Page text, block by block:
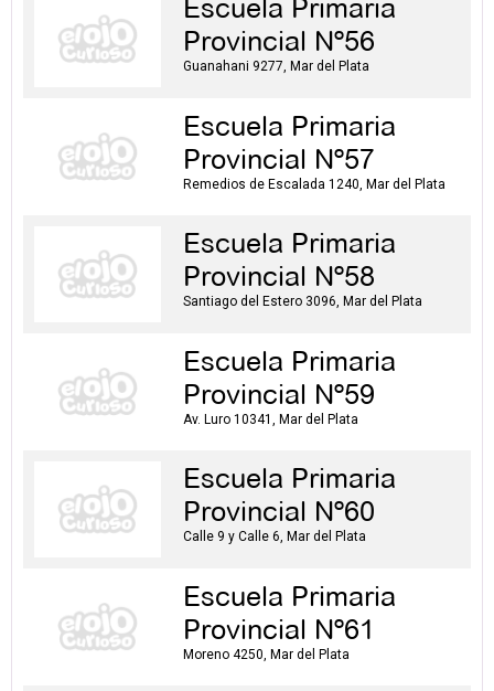
Escuela Primaria
Provincial Nº56
Guanahani 9277, Mar del Plata
Escuela Primaria
Provincial Nº57
Remedios de Escalada 1240, Mar del Plata
Escuela Primaria
Provincial Nº58
Santiago del Estero 3096, Mar del Plata
Escuela Primaria
Provincial Nº59
Av. Luro 10341, Mar del Plata
Escuela Primaria
Provincial Nº60
Calle 9 y Calle 6, Mar del Plata
Escuela Primaria
Provincial Nº61
Moreno 4250, Mar del Plata